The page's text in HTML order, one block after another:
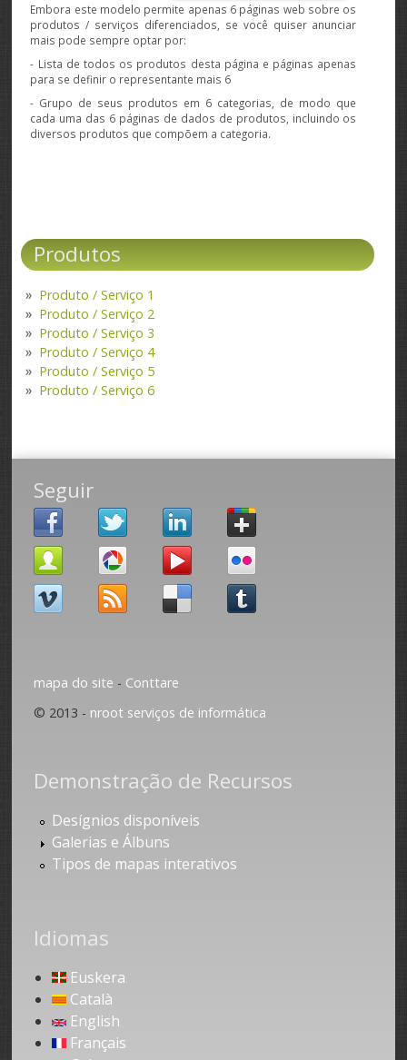
Embora este modelo permite apenas 6 páginas web sobre os
produtos / serviços diferenciados, se você quiser anunciar
mais pode sempre optar por:
- Lista de todos os produtos desta página e páginas apenas
para se definir o representante mais 6
- Grupo de seus produtos em 6 categorias, de modo que
cada uma das 6 páginas de dados de produtos, incluindo os
diversos produtos que compõem a categoria.
Produtos
Produto / Serviço 1
Produto / Serviço 2
Produto / Serviço 3
Produto / Serviço 4
Produto / Serviço 5
Produto / Serviço 6
Seguir
mapa do site - Conttare
© 2013 - nroot serviços de informática
Demonstração de Recursos
Desígnios disponíveis
Galerias e Álbuns
Tipos de mapas interativos
Idiomas
Euskera
Català
English
Français